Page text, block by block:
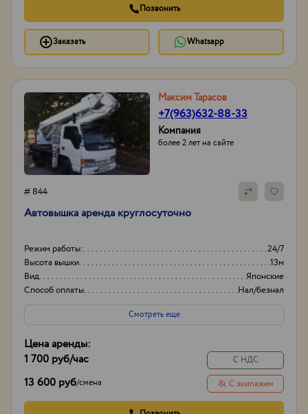
Позвонить
Заказать Whatsapp
Максим Тарасов
+7(963)632-88-33
Компания
более 2 лет на сайте
# 844
Автовышка аренда круглосуточно
Режим работы:
24/7
Высота вышки
13м
Вид
Японские
Способ оплаты
Нал/безнал
Смотреть еще
Цена аренды:
1 700 руб/час
13 600 руб/смена
С НДС
С экипажем